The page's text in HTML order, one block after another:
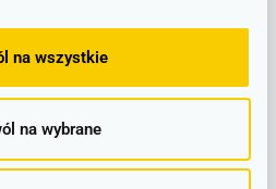
na wszystkie
na wybrane